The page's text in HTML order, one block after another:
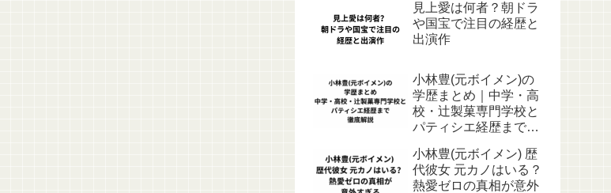
見上愛は何者？朝ドラ
や国宝で注目の経歴と
出演作
小林豊(元ボイメン)の
学歴まとめ｜中学・高
校・辻製菓専門学校と
パティシエ経歴まで徹
小林豊(元ボイメン) 歴
代彼女 元カノはいる？
熱愛ゼロの真相が意外